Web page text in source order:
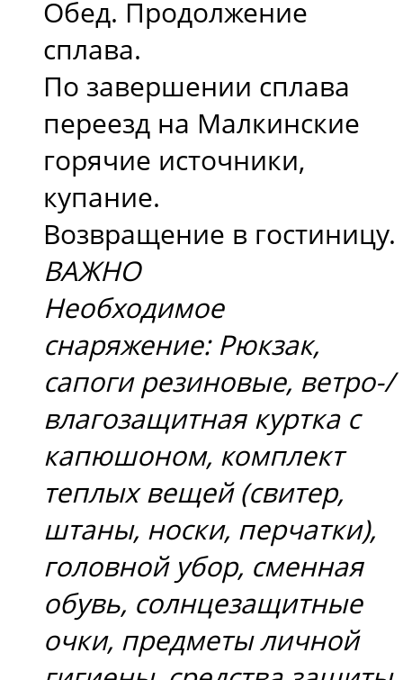
Обед. Продолжение
сплава.
По завершении сплава
переезд на Малкинские
горячие источники,
купание.
Возвращение в гостиницу.
ВАЖНО
Необходимое
снаряжение: Рюкзак,
сапоги резиновые, ветро-/
влагозащитная куртка с
капюшоном, комплект
теплых вещей (свитер,
штаны, носки, перчатки),
головной убор, сменная
обувь, солнцезащитные
очки, предметы личной